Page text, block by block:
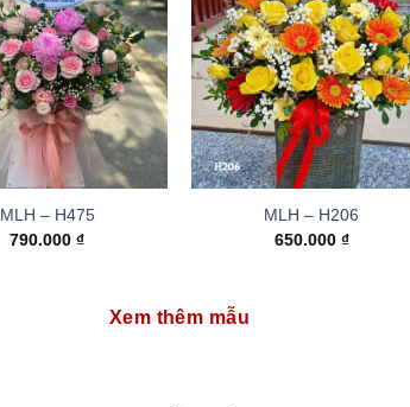
MLH – H475
790.000₫
MLH – H206
650.000 ₫
Xem thêm mẫu